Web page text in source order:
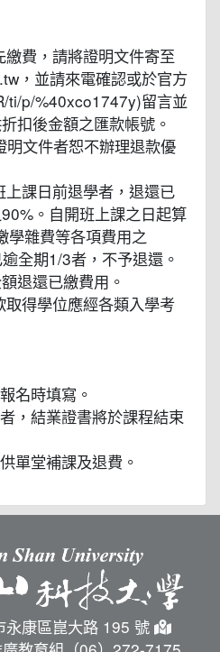
費，請將證明文件寄至
，並請來電確認或於官方
ti/p/%40xco1747y)留言並
扣後金額之匯款帳號。
文件者恕不辦理退款優
課日前退學者，退還已
。自開班上課之日起算
學雜費等各項費用之
全期1/3者，不予退還。
退還已繳費用。
得學位應經各類入學考
名時填寫。
，結業證書將於課程結束
單堂補課及退費。
康區崑大路 195 號